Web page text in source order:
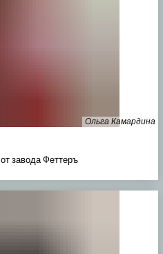
Ольга Камардина
завода Феттеръ